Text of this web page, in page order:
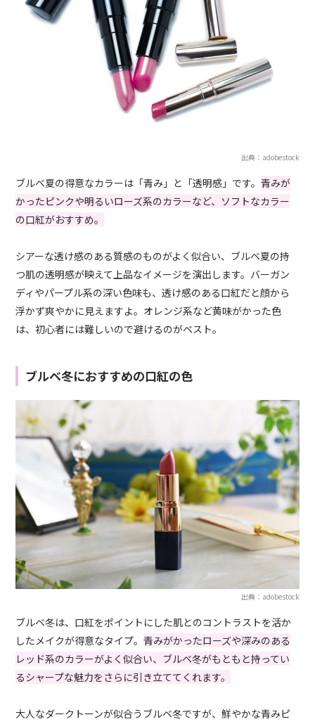
出典：adobestock
ブルベ夏の得意なカラーは「青み」と「透明感」です。青みが
かったピンクや明るいローズ系のカラーなど、ソフトなカラー
の口紅がおすすめ。
シアーな透け感のある質感のものがよく似合い、ブルベ夏の持
つ肌の透明感が映えて上品なイメージを演出します。バーガン
ディやパープル系の深い色味も、透け感のある口紅だと顔から
浮かず爽やかに見えますよ。オレンジ系など黄味がかった色
は、初心者には難しいので避けるのがベスト。
ブルベ冬におすすめの口紅の色
出典：adobestock
ブルベ冬は、口紅をポイントにした肌とのコントラストを活か
したメイクが得意なタイプ。青みがかったローズや深みのある
レッド系のカラーがよく似合い、ブルベ冬がもともと持ってい
るシャープな魅力をさらに引き立ててくれます。
大人なダークトーンが似合うブルベ冬ですが、鮮やかな青みピ